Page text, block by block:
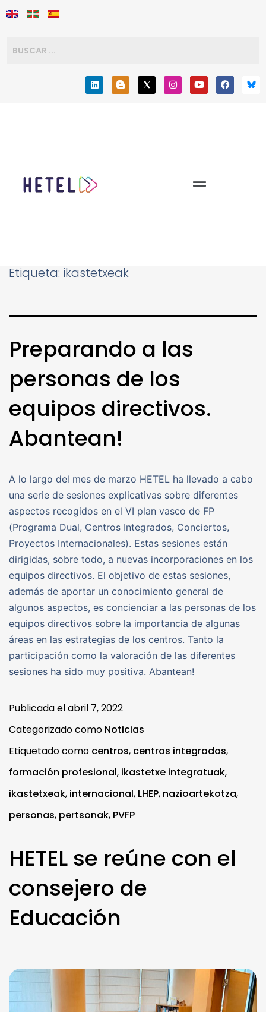
Etiqueta: ikastetxeak
Preparando a las
personas de los
equipos directivos.
Abantean!
A lo largo del mes de marzo HETEL ha llevado a cabo
una serie de sesiones explicativas sobre diferentes
aspectos recogidos en el VI plan vasco de FP
(Programa Dual, Centros Integrados, Conciertos,
Proyectos Internacionales). Estas sesiones están
dirigidas, sobre todo, a nuevas incorporaciones en los
equipos directivos. El objetivo de estas sesiones,
además de aportar un conocimiento general de
algunos aspectos, es concienciar a las personas de los
equipos directivos sobre la importancia de algunas
áreas en las estrategias de los centros. Tanto la
participación como la valoración de las diferentes
sesiones ha sido muy positiva. Abantean!
Publicada elabril 7, 2022
Categorizado como Noticias
Etiquetado como centros, centros integrados,
formación profesional, ikastetxe integratuak,
ikastetxeak, internacional, LHEP, nazioartekotza,
personas, pertsonak, PVFP
HETEL se reúne con el
consejero de
Educación